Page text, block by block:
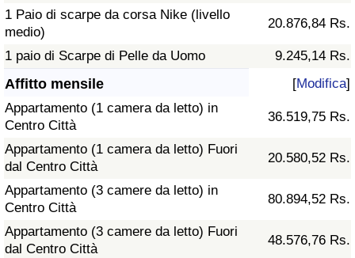
1 Paio di scarpe da corsa Nike (livello
medio)
20.876,84 Rs.
1 paio di Scarpe di Pelle da Uomo 9.245,14 Rs.
Affitto mensile [Modifica]
Appartamento (1 camera da letto) in
Centro Città
36.519,75 Rs.
Appartamento (1 camera da letto) Fuori
dal Centro Città
20.580,52 Rs.
Appartamento (3 camere da letto) in
Centro Città
80.894,52 Rs.
Appartamento (3 camere da letto) Fuori
dal Centro Città
48.576,76 Rs.